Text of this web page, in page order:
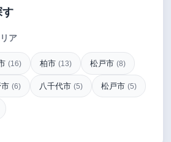
す
ア
(16) 柏市(13) 松戸市(8)
市(6) 八千代市(5) 松戸市(5)